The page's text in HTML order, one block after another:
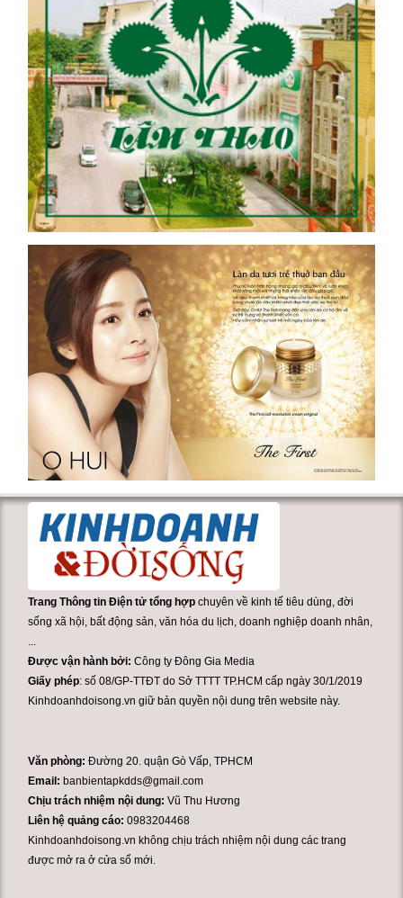
Trang Thông tin Điện tử tổng hợp chuyên về kinh tế tiêu dùng, đời
sống xã hội, bất động sản, văn hóa du lịch, doanh nghiệp doanh nhân,
Được vận hành bởi:Công ty Đông Gia Media
Giấy phép: số 08/GP-TTĐT do Sở TTTT TP.HCM cấp ngày 30/1/2019
Kinhdoanhdoisong.vn giữ bản quyền nội dung trên website này.
Văn phòng:Đường 20. quận Gò Vấp, TPHCM
Email: banbientapkdds@gmail.com
Chịu trách nhiệm nội dung: Vũ Thu Hương
Liên hệ quảng cáo:0983204468
Kinhdoanhdoisong.vn không chịu trách nhiệm nội dung các trang
được mở ra ở cửa sổ mới.